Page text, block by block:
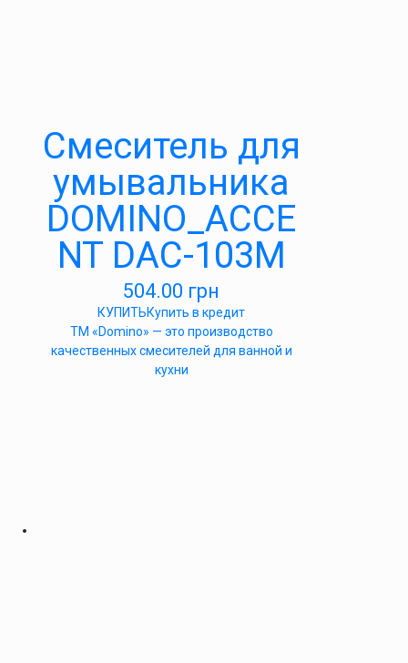
Cмеситель для
умывальника
DOMINO_ACCE
NT DAC-103M
504.00 грн
КУПИТЬКупить в кредит
ТМ «Domino» — это производство
качественных смесителей для ванной и
кухни